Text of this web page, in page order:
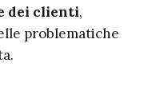
dei clienti,
problematiche